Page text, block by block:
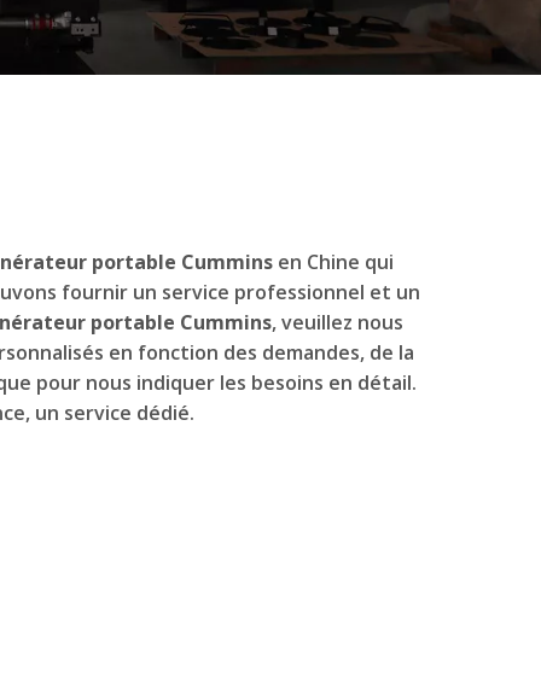
portable Cummins en Chine qui
fournir un service professionnel et un
portable Cummins, veuillez nous
en fonction des demandes, de la
pour nous indiquer les besoins en détail.
un service dédié.